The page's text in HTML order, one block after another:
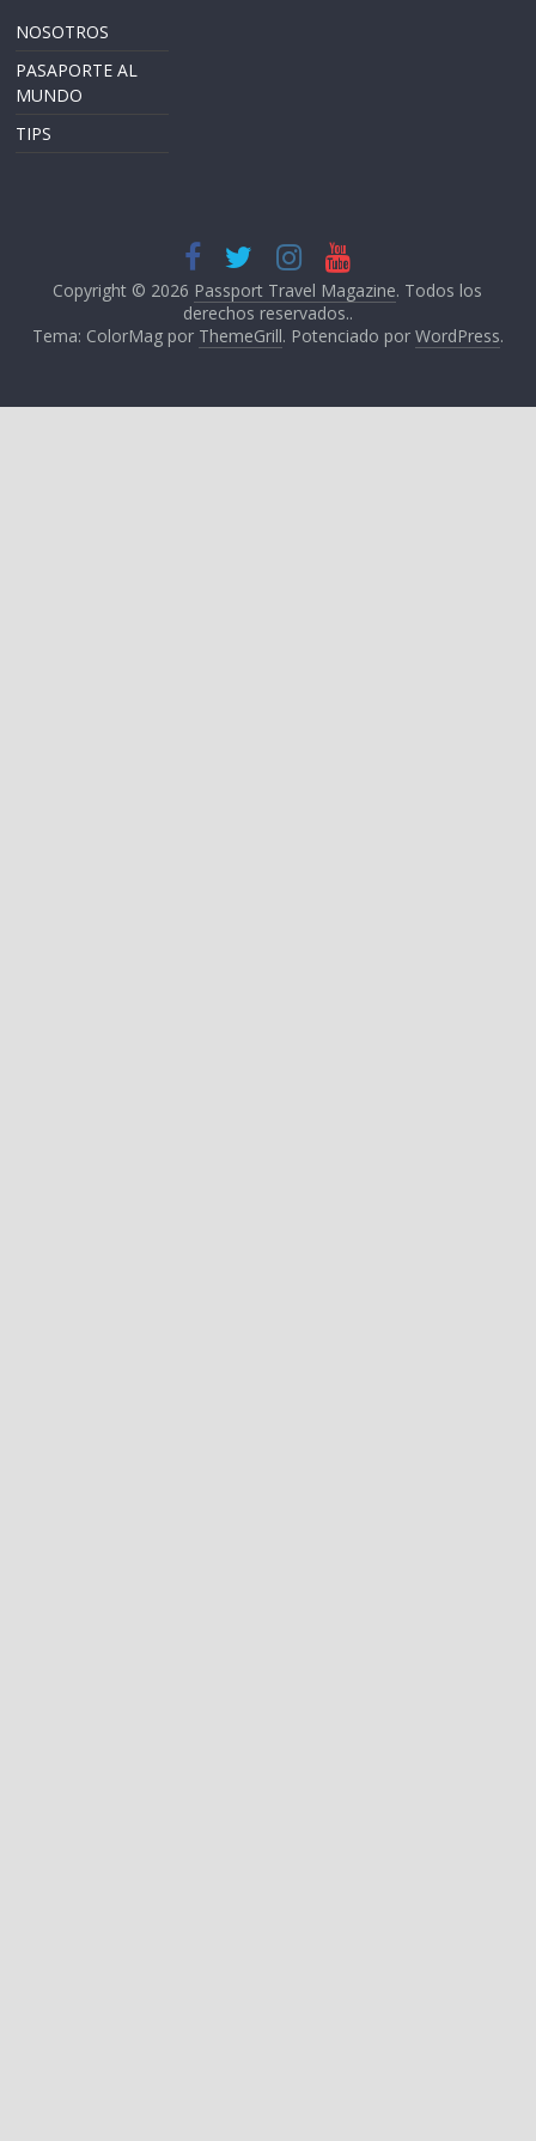
NOSOTROS
PASAPORTE AL
MUNDO
TIPS
Copyright © 2026 Passport Travel Magazine. Todos los
derechos reservados..
Tema: ColorMag por ThemeGrill. Potenciado por WordPress.